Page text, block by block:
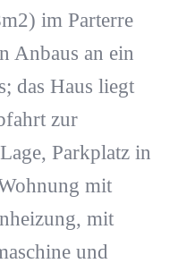
im Parterre
Anbaus an ein
das Haus liegt
zur
Parkplatz in
mit
mit
und